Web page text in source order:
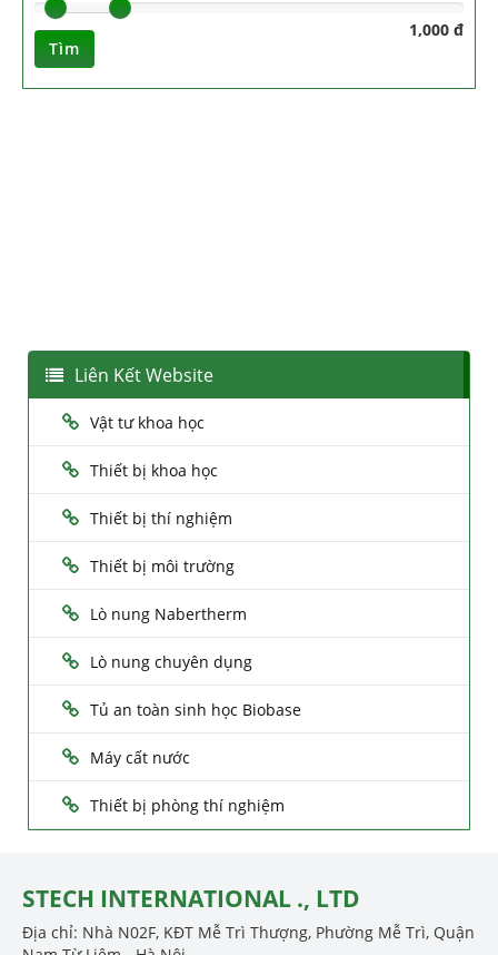
1,000 đ
Tìm
Liên Kết Website
Vật tư khoa học
Thiết bị khoa học
Thiết bị thí nghiệm
Thiết bị môi trường
Lò nung Nabertherm
Lò nung chuyên dụng
Tủ an toàn sinh học Biobase
Máy cất nước
Thiết bị phòng thí nghiệm
STECH INTERNATIONAL ., LTD
Địa chỉ: Nhà N02F, KĐT Mễ Trì Thượng, Phường Mễ Trì, Quận